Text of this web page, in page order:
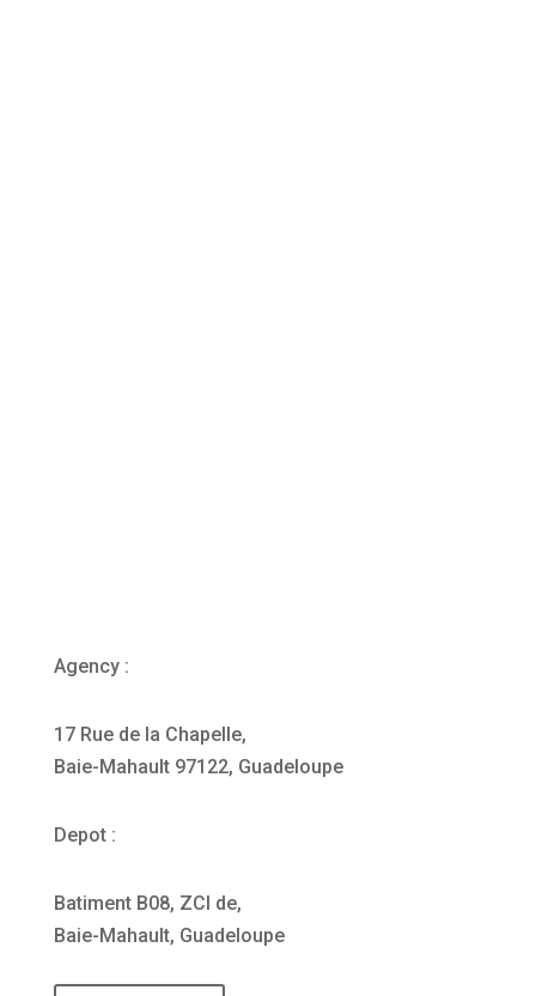
Agency :
17 Rue de la Chapelle,
Baie-Mahault 97122, Guadeloupe
Depot :
Batiment B08, ZCI de,
Baie-Mahault, Guadeloupe